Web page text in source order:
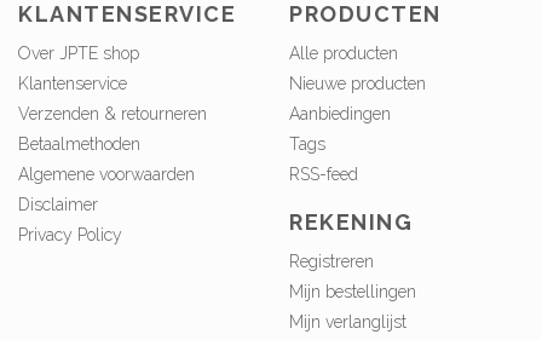
KLANTENSERVICE
Over JPTE shop
Klantenservice
Verzenden & retourneren
Betaalmethoden
Algemene voorwaarden
Disclaimer
Privacy Policy
PRODUCTEN
Alle producten
Nieuwe producten
Aanbiedingen
Tags
RSS-feed
REKENING
Registreren
Mijn bestellingen
Mijn verlanglijst